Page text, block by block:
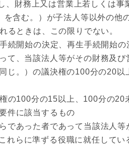
財務上又は営業上若しくは事
含む。）が子法人等以外の他
るときは、この限りでない。
開始の決定、再生手続開始
、当該法人等がその財務及
。）の議決権の100分の20以
100分の15以上、100分の20
件に該当するもの
あった者であって当該法人
らに準ずる役職に就任してい